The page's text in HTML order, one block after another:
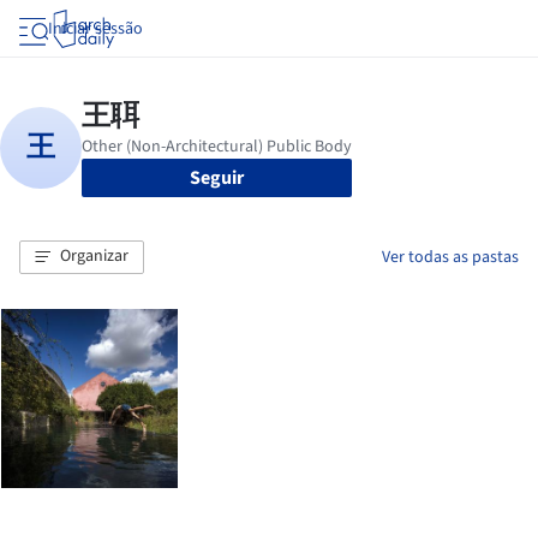
Iniciar sessão
Seguir
Organizar Ver todas as pastas